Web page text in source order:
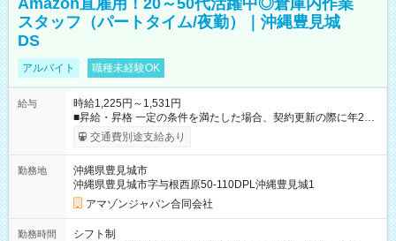
Amazon直雇用！20～50代活躍中◎倉庫内作業
スタッフ（パートタイム/夜勤）｜沖縄豊見城
DS
アルバイト 職種未経験OK
給与
時給1,225円～1,531円
■昇給・昇格 一定の条件を満たした場合、契約更新の際に年2回
まで昇給の機会があります。 ■正社員登用制度あり ※月末締/翌
月25日支払い ※時間外手当、別途支給 ※深夜割増賃金 (22:00～
☆Amazon直雇用で安定して働けます！ 【試用期間】試用期間
あり 試用期間の長さ：1週間 雇用形態、給与は本採用時と同じ
です。
交通費別途支給あり
勤務地
沖縄県豊見城市
沖縄県豊見城市字与根西原50-110DPL沖縄豊見城1
アマゾンジャパン合同会社
勤務時間
シフト制